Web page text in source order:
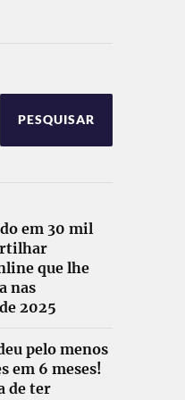
PESQUISAR
em 30 mil
que lhe
nas
2025
pelo menos
em 6 meses!
de ter